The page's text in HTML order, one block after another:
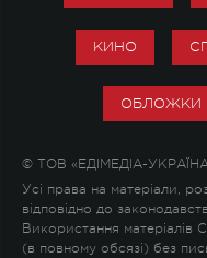
КИНО
ОБЛОЖКИ
© ТОВ «ЕДІМЕДІА-
Усі права на матеріали,
відповідно до
Використання матеріалів
(в повному обсязі) без